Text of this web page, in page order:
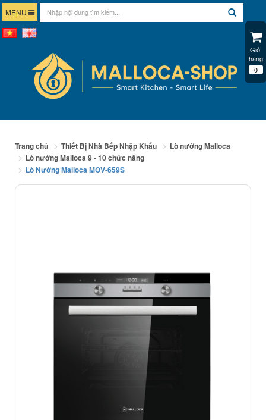
MENU
Trang chủ Thiết Bị Nhà Bếp Nhập Khẩu
Lò nướng Malloca
Lò nướng Malloca 9 - 10 chức năng
Lò Nướng Malloca MOV-659S
Giỏ
hàng
0